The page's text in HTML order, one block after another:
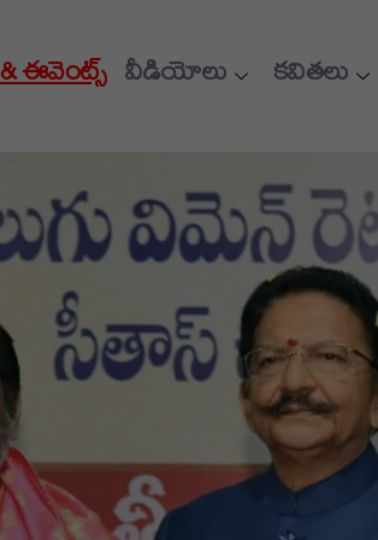
ఈవెంట్స్ వీడియోలు కవితలు